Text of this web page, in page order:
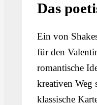
Das
Ein von
für den
romantische
kreativen Weg
klassische